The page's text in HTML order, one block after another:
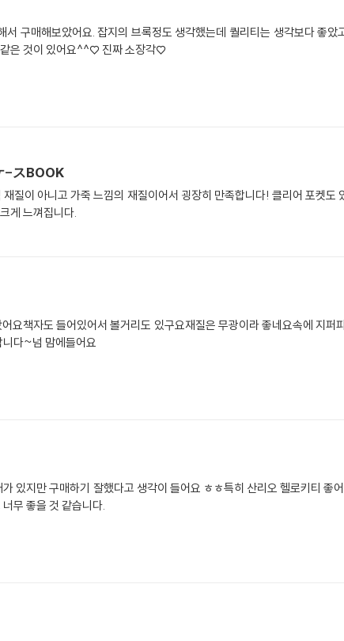
구매해보았어요. 잡지의 브록정도 생각했는데 퀄리티는 생각보다 좋았
은 것이 있어요^^♡ 진짜 소장각♡
-スBOOK
질이 아니고 가죽 느낌의 재질이어서 굉장히 만족합니다! 클리어 포켓도
게 느껴집니다.
요책자도 들어있어서 볼거리도 있구요재질은 무광이라 좋네요속에 지퍼
니다~넘 맘에들어요
있지만 구매하기 잘했다고 생각이 들어요 ㅎㅎ특히 산리오 헬로키티 좋
무 좋을 것 같습니다.